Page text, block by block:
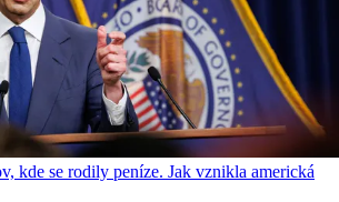
kde se rodily peníze. Jak vznikla americká